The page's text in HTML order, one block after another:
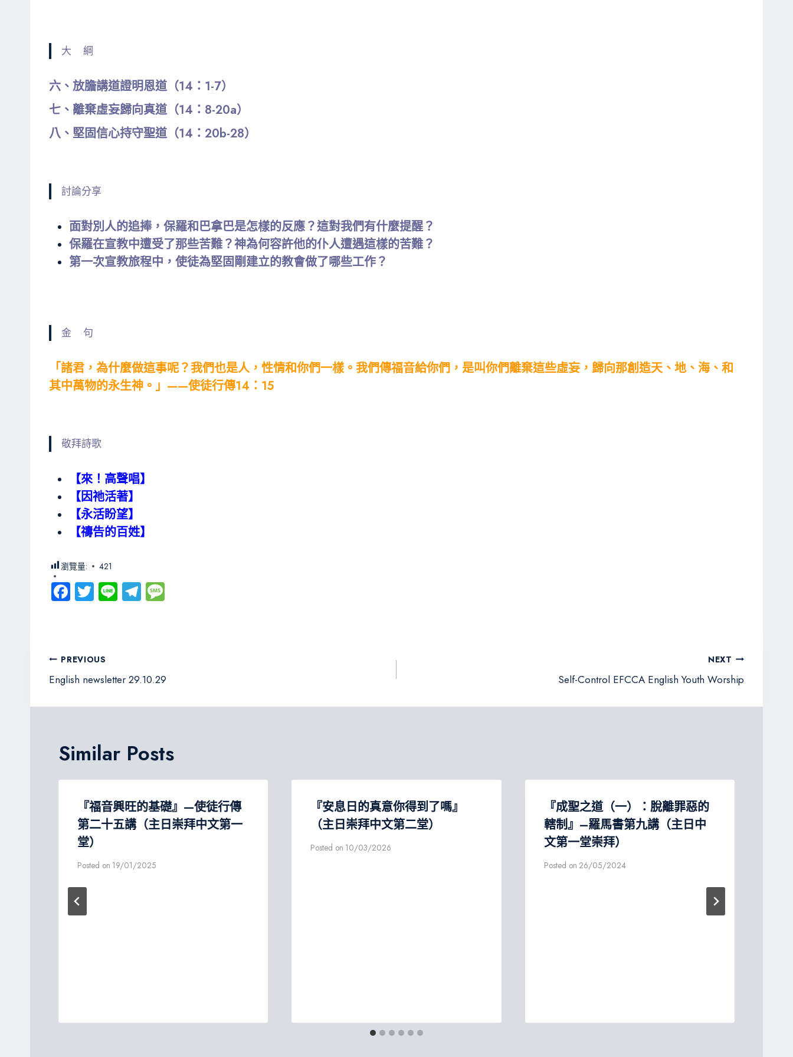
大 綱
六、放膽講道證明恩道（14：1-7）
七、離棄虛妄歸向真道（14：8-20a）
八、堅固信心持守聖道（14：20b-28）
討論分享
面對別人的追捧，保羅和巴拿巴是怎樣的反應？這對我們有什麼提醒？
保羅在宣教中遭受了那些苦難？神為何容許他的仆人遭遇這樣的苦難？
第一次宣教旅程中，使徒為堅固剛建立的教會做了哪些工作？
金 句
「諸君，為什麼做這事呢？我們也是人，性情和你們一樣。我們傳福音給你們，是叫你們離棄這些虛妄，歸向那創造天、地、海、和
其中萬物的永生神。」——使徒行傳14：15
敬拜詩歌
【來！高聲唱】
【因祂活著】
【永活盼望】
【禱告的百姓】
瀏覽量: 421
Fa
ce
ok
T
wi
Li
ne
Te
le
文
章
導
PREVIOUS
English newsletter 29.10.29
NEXT
Self-Control EFCCA English Youth Worship
Similar Posts
『福音興旺的基礎』—使徒行傳
第二十五講（主日崇拜中文第一
堂）
Posted on 19/01/2025
『安息日的真意你得到了嗎』
（主日崇拜中文第二堂）
Posted on 10/03/2026
『成聖之道（一）：脫離罪惡的
轄制』–羅馬書第九講（主日中
文第一堂崇拜）
Posted on 26/05/2024